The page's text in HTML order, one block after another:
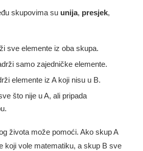
skupovima su unija, presjek,
sve elemente iz oba skupa.
samo zajedničke elemente.
elemente iz A koji nisu u B.
što nije u A, ali pripada
života može pomoći. Ako skup A
koji vole matematiku, a skup B sve